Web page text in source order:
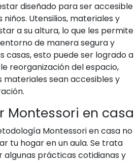
diseñado para ser accesible
Utensilios, materiales y
a su altura, lo que les permite
de manera segura y
casas, esto puede ser logrado a
reorganización del espacio,
materiales sean accesibles y
Montessori en casa
Montessori en casa no
tu hogar en un aula. Se trata
algunas prácticas cotidianas y